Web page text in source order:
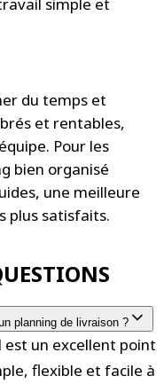
simple et
du temps et
et rentables,
Pour les
bien organisé
une meilleure
plus satisfaits.
planning de livraison ?
est un excellent point
flexible et facile à